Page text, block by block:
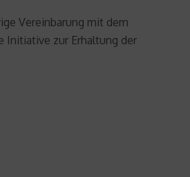
Vereinbarung mit dem
Initiative zur Erhaltung der